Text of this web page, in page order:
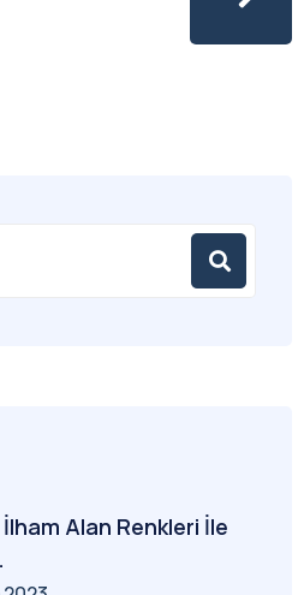
Alan Renkleri İle